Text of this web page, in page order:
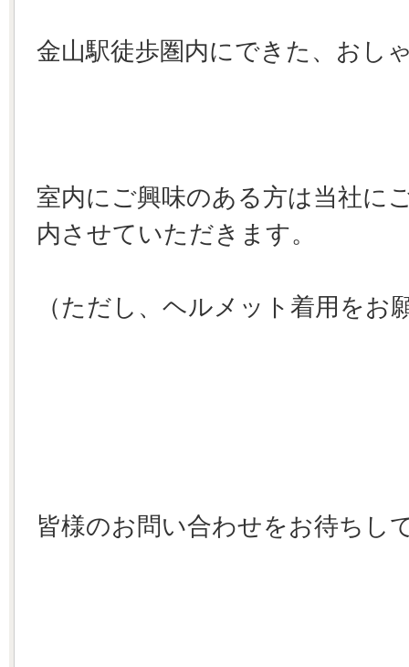
金山駅徒歩圏内にできた、おし
室内にご興味のある方は当社に
内させていただきます。
（ただし、ヘルメット着用をお
皆様のお問い合わせをお待ちし